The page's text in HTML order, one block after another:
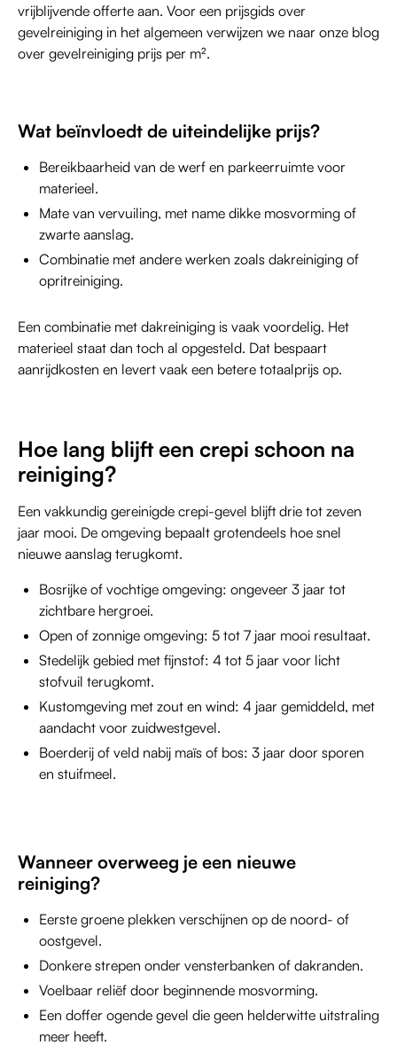
vrijblijvende offerte aan. Voor een prijsgids over
gevelreiniging in het algemeen verwijzen we naar onze blog
over gevelreiniging prijs per m².
Wat beïnvloedt de uiteindelijke prijs?
Bereikbaarheid van de werf en parkeerruimte voor
materieel.
Mate van vervuiling, met name dikke mosvorming of
zwarte aanslag.
Combinatie met andere werken zoals dakreiniging of
opritreiniging.
Een combinatie met dakreiniging is vaak voordelig. Het
materieel staat dan toch al opgesteld. Dat bespaart
aanrijdkosten en levert vaak een betere totaalprijs op.
Hoe lang blijft een crepi schoon na
reiniging?
Een vakkundig gereinigde crepi-gevel blijft drie tot zeven
jaar mooi. De omgeving bepaalt grotendeels hoe snel
nieuwe aanslag terugkomt.
Bosrijke of vochtige omgeving: ongeveer 3 jaar tot
zichtbare hergroei.
Open of zonnige omgeving: 5 tot 7 jaar mooi resultaat.
Stedelijk gebied met fijnstof: 4 tot 5 jaar voor licht
stofvuil terugkomt.
Kustomgeving met zout en wind: 4 jaar gemiddeld, met
aandacht voor zuidwestgevel.
Boerderij of veld nabij maïs of bos: 3 jaar door sporen
en stuifmeel.
Wanneer overweeg je een nieuwe
reiniging?
Eerste groene plekken verschijnen op de noord- of
oostgevel.
Donkere strepen onder vensterbanken of dakranden.
Voelbaar reliëf door beginnende mosvorming.
Een doffer ogende gevel die geen helderwitte uitstraling
meer heeft.